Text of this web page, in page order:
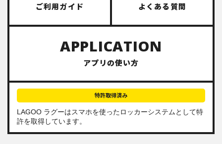
ご利用ガイド
APPLICATION
アプリの使い方
よくある質問
特許取得済み
LAGOO ラグーはスマホを使ったロッカーシステム として特
許を取得しています。